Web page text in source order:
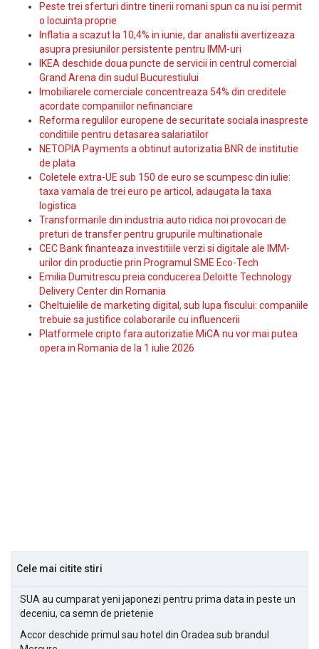
Peste trei sferturi dintre tinerii romani spun ca nu isi permit
o locuinta proprie
Inflatia a scazut la 10,4% in iunie, dar analistii avertizeaza
asupra presiunilor persistente pentru IMM-uri
IKEA deschide doua puncte de servicii in centrul comercial
Grand Arena din sudul Bucurestiului
Imobiliarele comerciale concentreaza 54% din creditele
acordate companiilor nefinanciare
Reforma regulilor europene de securitate sociala inaspreste
conditiile pentru detasarea salariatilor
NETOPIA Payments a obtinut autorizatia BNR de institutie
de plata
Coletele extra-UE sub 150 de euro se scumpesc din iulie:
taxa vamala de trei euro pe articol, adaugata la taxa
logistica
Transformarile din industria auto ridica noi provocari de
preturi de transfer pentru grupurile multinationale
CEC Bank finanteaza investitiile verzi si digitale ale IMM-
urilor din productie prin Programul SME Eco-Tech
Emilia Dumitrescu preia conducerea Deloitte Technology
Delivery Center din Romania
Cheltuielile de marketing digital, sub lupa fiscului: companiile
trebuie sa justifice colaborarile cu influencerii
Platformele cripto fara autorizatie MiCA nu vor mai putea
opera in Romania de la 1 iulie 2026
Cele mai citite stiri
SUA au cumparat yeni japonezi pentru prima data in peste un
deceniu, ca semn de prietenie
Accor deschide primul sau hotel din Oradea sub brandul